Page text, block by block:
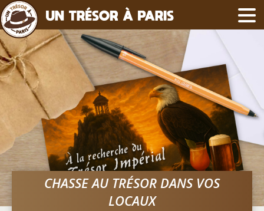
CHASSE AU TRÉSOR DANS VOS
LOCAUX